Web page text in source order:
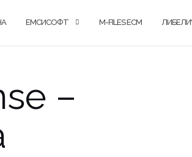
ЕМСИСОФТ M-FILES ECM
–